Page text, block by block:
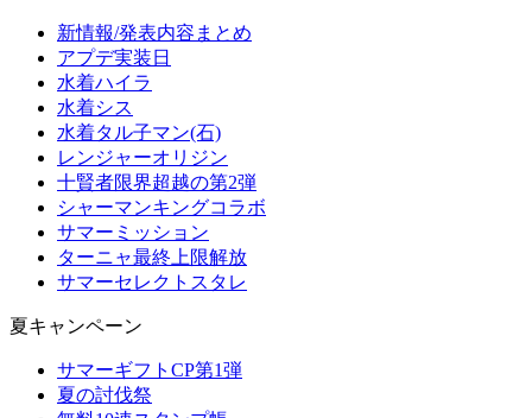
新情報/発表内容まとめ
アプデ実装日
水着ハイラ
水着シス
水着タル子マン(石)
レンジャーオリジン
十賢者限界超越の第2弾
シャーマンキングコラボ
サマーミッション
ターニャ最終上限解放
サマーセレクトスタレ
夏キャンペーン
サマーギフトCP第1弾
夏の討伐祭